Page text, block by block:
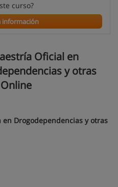
curso?
información
Oficial en
y otras
Drogodependencias y otras